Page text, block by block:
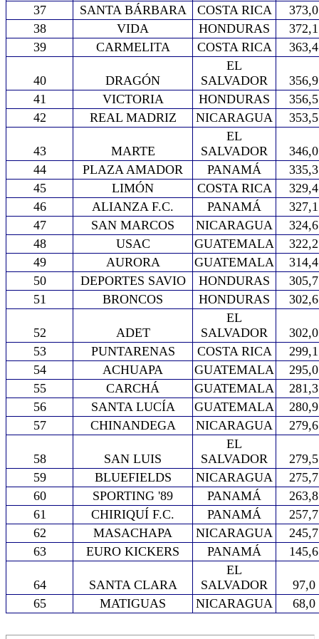
37
SANTA BÁRBARA COSTA RICA
373,0
38
VIDA HONDURAS
372,1
39
CARMELITA COSTA RICA 363,4
40 DRAGÓN
EL
SALVADOR
356,9
41
VICTORIA HONDURAS
356,5
42
REAL MADRIZ NICARAGUA 353,5
43 MARTE
EL
SALVADOR
346,0
44
PLAZA AMADOR PANAMÁ
335,3
45
LIMÓN COSTA RICA
329,4
46
ALIANZA F.C. PANAMÁ
327,1
47
SAN MARCOS NICARAGUA
324,6
48
USAC GUATEMALA
322,2
49
AURORA GUATEMALA
314,4
50
DEPORTES SAVIO HONDURAS
305,7
51
BRONCOS HONDURAS 302,6
52 ADET
EL
SALVADOR
302,0
53
PUNTARENAS COSTA RICA
299,1
54
ACHUAPA GUATEMALA
295,0
55
CARCHÁ GUATEMALA
281,3
56
SANTA LUCÍA GUATEMALA
280,9
57
CHINANDEGA NICARAGUA 279,6
58 SAN LUIS
EL
SALVADOR
279,5
59
BLUEFIELDS NICARAGUA
275,7
60
SPORTING '89 PANAMÁ
263,8
61
CHIRIQUÍ F.C. PANAMÁ
257,7
62
MASACHAPA NICARAGUA
245,7
63
EURO KICKERS PANAMÁ 145,6
64 SANTA CLARA
EL
SALVADOR
97,0
65
MATIGUAS NICARAGUA 68,0